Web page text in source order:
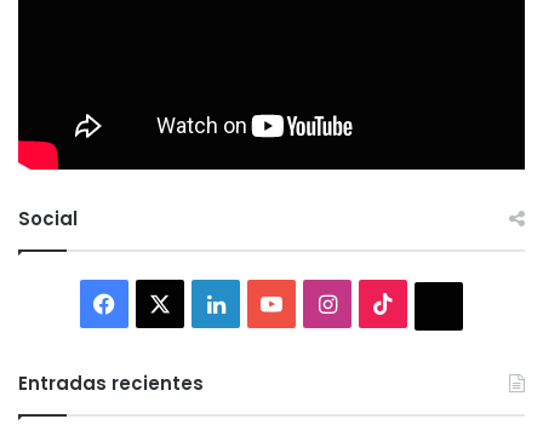
Social
Facebook LinkedInYouTubeInstagram
Entradas recientes